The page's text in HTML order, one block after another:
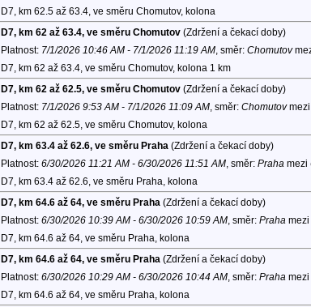
D7, km 62.5 až 63.4, ve směru Chomutov, kolona
D7, km 62 až 63.4, ve směru Chomutov(Zdržení a čekací doby)
Platnost: 7/1/2026 10:46 AM - 7/1/2026 11:19 AM, směr: Chomutov
D7, km 62 až 63.4, ve směru Chomutov, kolona 1 km
D7, km 62 až 62.5, ve směru Chomutov(Zdržení a čekací doby)
Platnost: 7/1/2026 9:53 AM - 7/1/2026 11:09 AM, směr: Chomutovmezi
D7, km 62 až 62.5, ve směru Chomutov, kolona
D7, km 63.4 až 62.6, ve směru Praha (Zdržení a čekací doby)
Platnost: 6/30/2026 11:21 AM - 6/30/2026 11:51 AM, směr: Praha mezi
D7, km 63.4 až 62.6, ve směru Praha, kolona
D7, km 64.6 až 64, ve směru Praha (Zdržení a čekací doby)
Platnost: 6/30/2026 10:39 AM - 6/30/2026 10:59 AM, směr: Praha mezi
D7, km 64.6 až 64, ve směru Praha, kolona
D7, km 64.6 až 64, ve směru Praha (Zdržení a čekací doby)
Platnost: 6/30/2026 10:29 AM - 6/30/2026 10:44 AM, směr: Praha mezi
D7, km 64.6 až 64, ve směru Praha, kolona